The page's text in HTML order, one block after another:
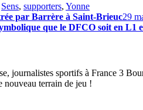
Sens, supporters, Yonne
par Barrère à Saint-Brieuc29
que le DFCO soit en L1
journalistes sportifs à France 3
nouveau terrain de jeu !